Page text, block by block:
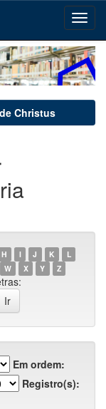
Christus
H I J K
L
W X Y Z
Em ordem:
Registro(s):